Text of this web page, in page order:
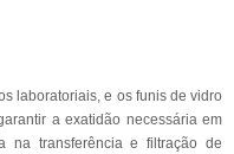
laboratoriais, e os funis de vidro
a exatidão necessária em
na transferência e filtração de